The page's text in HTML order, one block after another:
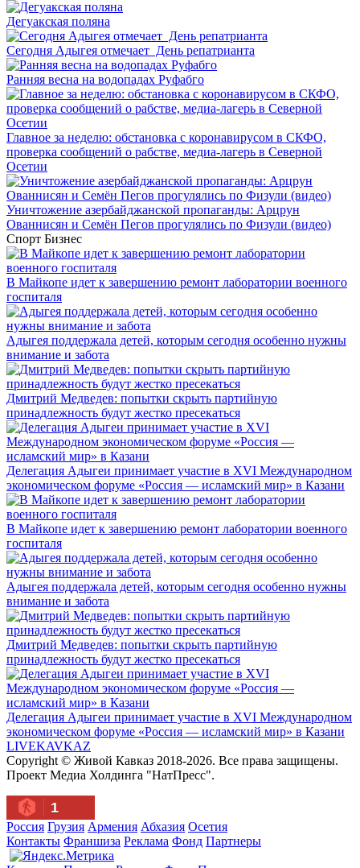
Дегуакская поляна
Сегодня Адыгея отмечает День репатрианта
Ранняя весна на водопадах Руфабго
Главное за неделю: обстановка с коронавирусом в СКФО,
проверка сообщений о рабстве, медиа-лагерь в Северной
Осетии
Уничтожение азербайджанской пропаганды: Арцрун
Ованнисян и Семён Пегов прогулялись по Физули (видео)
Спорт Бизнес
В Майкопе идет к завершению ремонт лаборатории военного
госпиталя
Адыгея поддержала детей, которым сегодня особенно нужны
внимание и забота
Дмитрий Медведев: попытки скрыть партийную
принадлежность будут жестко пресекаться
Делегация Адыгеи принимает участие в XVI Международном
экономическом форуме «Россия — исламский мир» в Казани
В Майкопе идет к завершению ремонт лаборатории военного
госпиталя
Адыгея поддержала детей, которым сегодня особенно нужны
внимание и забота
Дмитрий Медведев: попытки скрыть партийную
принадлежность будут жестко пресекаться
Делегация Адыгеи принимает участие в XVI Международном
экономическом форуме «Россия — исламский мир» в Казани
LIVEKAVKAZ
Copyright © Живой Кавказ 2018-2026. Все права защищены.
Проект Медиа Холдинга "НатПресс".
1
Россия Грузия Армения Абхазия Осетия
Контакты Франшиза Реклама Фонд Партнеры